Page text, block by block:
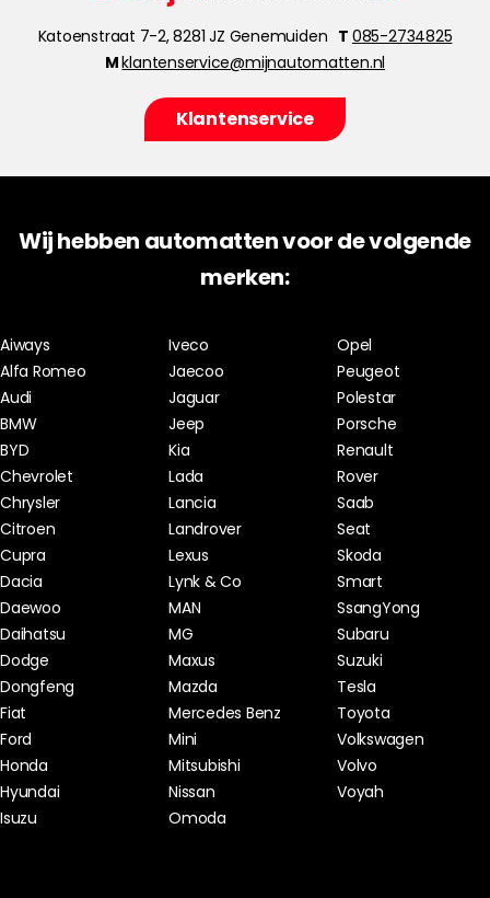
Katoenstraat 7-2, 8281 JZ Genemuiden T 085-2734825
Mklantenservice@mijnautomatten.nl
Klantenservice
Wij hebben automatten voor de volgende
merken:
Aiways
Alfa Romeo
Audi
BMW
BYD
Chevrolet
Chrysler
Citroen
Cupra
Dacia
Daewoo
Daihatsu
Dodge
Dongfeng
Fiat
Ford
Honda
Hyundai
Isuzu
Iveco
Jaecoo
Jaguar
Jeep
Kia
Lada
Lancia
Landrover
Lexus
Lynk & Co
MAN
MG
Maxus
Mazda
Mercedes Benz
Mini
Mitsubishi
Nissan
Omoda
Opel
Peugeot
Polestar
Porsche
Renault
Rover
Saab
Seat
Skoda
Smart
SsangYong
Subaru
Suzuki
Tesla
Toyota
Volkswagen
Volvo
Voyah